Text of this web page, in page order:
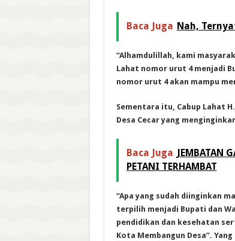
Baca Juga Nah,
“Alhamdulillah, kami
Lahat nomor urut 4 menjadi
nomor urut 4 akan mampu
Sementara itu, Cabup Lahat
Desa Cecar yang
Baca Juga JEMBATAN
PETANI TERHAMBAT
“Apa yang sudah diinginkan
terpilih menjadi Bupati dan
pendidikan dan kesehatan
Kota Membangun Desa”.